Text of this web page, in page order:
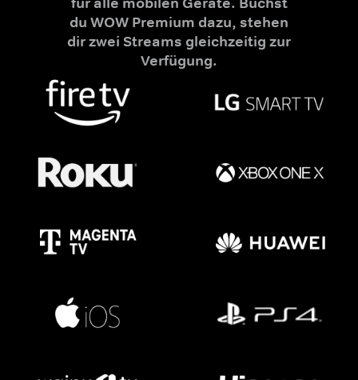
du WOW Premium dazu, stehen
dir zwei Streams gleichzeitig zur
Verfügung.